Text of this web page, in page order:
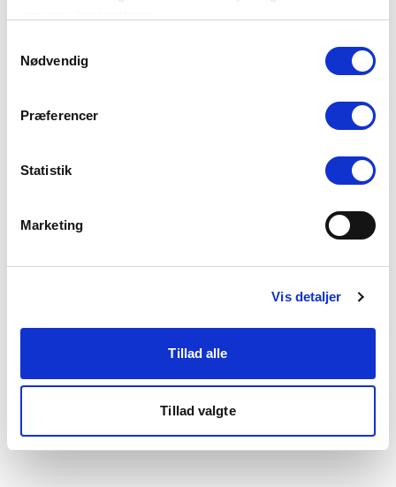
Du kan læse mere om vores brug af cookies under
"Detaljer" eller ved at klikke videre til vores Cookiepolitik,
Nødvendig
Præferencer
Statistik
Marketing
Vis detaljer
Tillad alle
Tillad valgte